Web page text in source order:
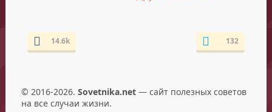
14.6k 132
© 2016-2026. Sovetnika.net— сайт полезных советов
на все случаи жизни.